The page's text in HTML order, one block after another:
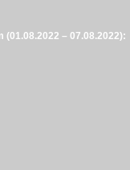
– 07.08.2022):